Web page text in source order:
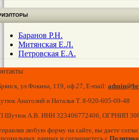
Баранов Р.Н.
Митянская Е.Л.
Петровская Е.А.
ул.Фокина, 119, оф.27, E-mail:
Анатолий и Наталья Т. 8-920-605-09-48
Шутюк А.В. ИНН 323406772406, ОГРНИП
любую форму на сайте, вы даете
данных и соглашаетесь с